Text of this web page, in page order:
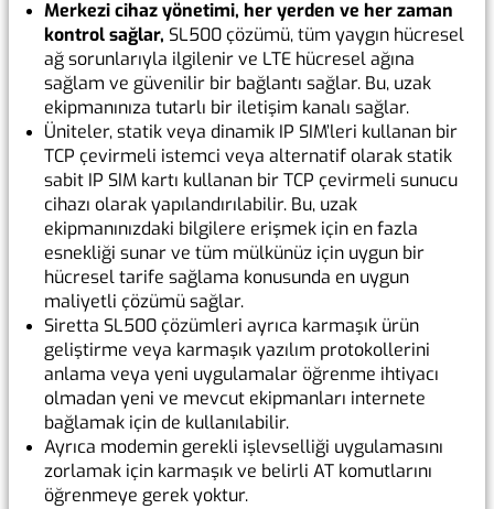
Merkezi cihaz yönetimi, her yerden ve her zaman
kontrol sağlar, SL500 çözümü, tüm yaygın hücresel
ağ sorunlarıyla ilgilenir ve LTE hücresel ağına
sağlam ve güvenilir bir bağlantı sağlar. Bu, uzak
ekipmanınıza tutarlı bir iletişim kanalı sağlar.
Üniteler, statik veya dinamik IP SIM’leri kullanan bir
TCP çevirmeli istemci veya alternatif olarak statik
sabit IP SIM kartı kullanan bir TCP çevirmeli sunucu
cihazı olarak yapılandırılabilir. Bu, uzak
ekipmanınızdaki bilgilere erişmek için en fazla
esnekliği sunar ve tüm mülkünüz için uygun bir
hücresel tarife sağlama konusunda en uygun
maliyetli çözümü sağlar.
Siretta SL500 çözümleri ayrıca karmaşık ürün
geliştirme veya karmaşık yazılım protokollerini
anlama veya yeni uygulamalar öğrenme ihtiyacı
olmadan yeni ve mevcut ekipmanları internete
bağlamak için de kullanılabilir.
Ayrıca modemin gerekli işlevselliği uygulamasını
zorlamak için karmaşık ve belirli AT komutlarını
öğrenmeye gerek yoktur.